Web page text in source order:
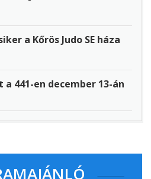
a Kőrös Judo SE háza
a 441-en december 13-án